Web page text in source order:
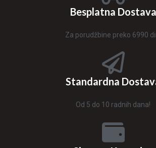
Besplatna Dostava
Za porudžbine preko 6990
Standardna
Od 5 do 10 radnih dana!